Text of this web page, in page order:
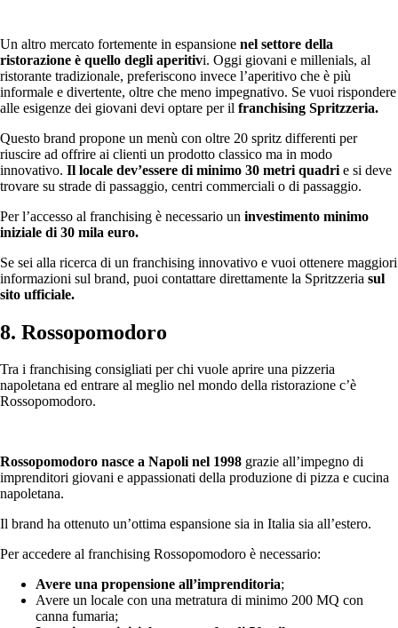
Un altro mercato fortemente in espansione nel settore della
ristorazione è quello degli aperitivi. Oggi giovani e millenials, al
ristorante tradizionale, preferiscono invece l’aperitivo che è più
informale e divertente, oltre che meno impegnativo. Se vuoi rispondere
alle esigenze dei giovani devi optare per il franchising Spritzzeria.
Questo brand propone un menù con oltre 20 spritz differenti per
riuscire ad offrire ai clienti un prodotto classico ma in modo
innovativo. Il locale dev’essere di minimo 30 metri quadri e si deve
trovare su strade di passaggio, centri commerciali o di passaggio.
Per l’accesso al franchising è necessario un investimento minimo
iniziale di 30 mila euro.
Se sei alla ricerca di un franchising innovativo e vuoi ottenere maggiori
informazioni sul brand, puoi contattare direttamente la Spritzzeria sul
sito ufficiale.
8. Rossopomodoro
Tra i franchising consigliati per chi vuole aprire una pizzeria
napoletana ed entrare al meglio nel mondo della ristorazione c’è
Rossopomodoro.
Rossopomodoro nasce a Napoli nel 1998 grazie all’impegno di
imprenditori giovani e appassionati della produzione di pizza e cucina
napoletana.
Il brand ha ottenuto un’ottima espansione sia in Italia sia all’estero.
Per accedere al franchising Rossopomodoro è necessario:
Avere una propensione all’imprenditoria;
Avere un locale con una metratura di minimo 200 MQ con
canna fumaria;